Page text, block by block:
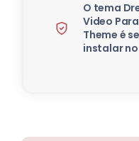
O tema
Video
Theme é
instalar no